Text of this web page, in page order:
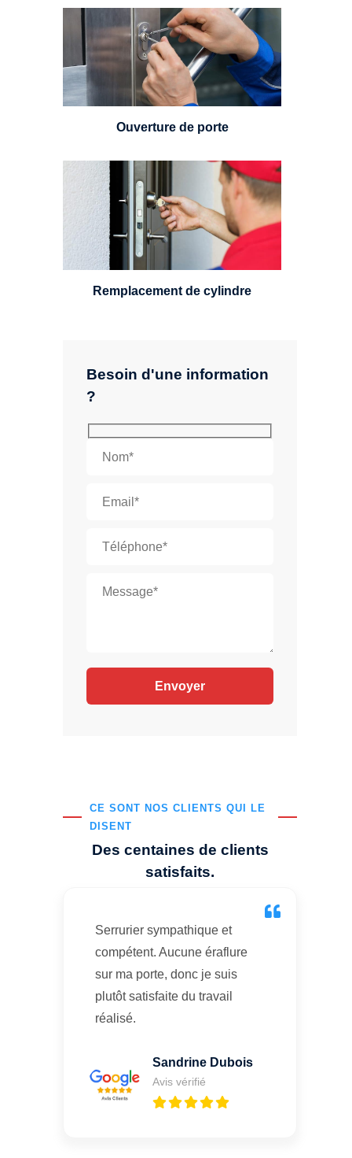
Besoin d'une information
?
CE SONT NOS CLIENTS QUI LE
DISENT
Des centaines de clients
satisfaits.
Serrurier sympathique et
compétent. Aucune éraflure
sur ma porte, donc je suis
plutôt satisfaite du travail
réalisé.
Sandrine Dubois
Avis vérifié
Vous avez perdu vos clés ou la
porte s'est refermée derrière vous
? Un serrurier est disponible
24h/7.
Ouverture de porte
Un serrurier sera en mesure de
choisir et remplacer un cylindre
standard, à 5 leviers ou à 3
leviers, Mul-T-Lock ou encore
multipoints.
Remplacement de cylindre